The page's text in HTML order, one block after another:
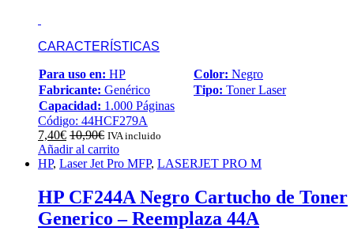
CARACTERÍSTICAS
Para uso en: HP Color: Negro
Fabricante: Genérico Tipo: Toner Laser
Capacidad: 1.000 Páginas
Código: 44HCF279A
7,40€ 10,90€ IVA incluido
Añadir al carrito
HP, Laser Jet Pro MFP, LASERJET PRO M
HP CF244A Negro Cartucho de Toner
Generico – Reemplaza 44A